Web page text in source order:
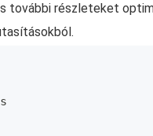
további részleteket